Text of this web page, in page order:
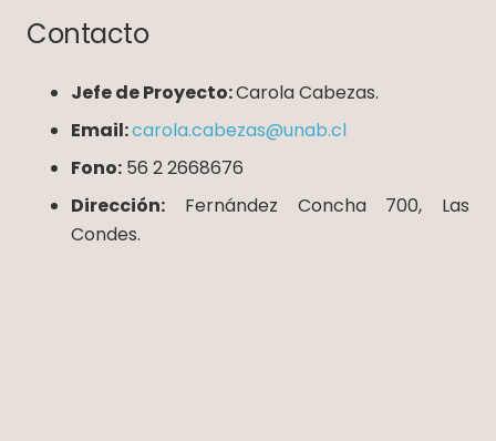
Contacto
Jefe de Proyecto:Carola Cabezas.
Email:carola.cabezas@unab.cl
Fono: 56 2 2668676
Dirección: Fernández Concha 700, Las
Condes.